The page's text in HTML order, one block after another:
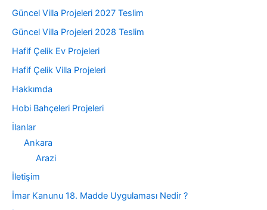
Güncel Villa Projeleri 2027 Teslim
Güncel Villa Projeleri 2028 Teslim
Hafif Çelik Ev Projeleri
Hafif Çelik Villa Projeleri
Hakkımda
Hobi Bahçeleri Projeleri
İlanlar
Ankara
Arazi
İletişim
İmar Kanunu 18. Madde Uygulaması Nedir ?